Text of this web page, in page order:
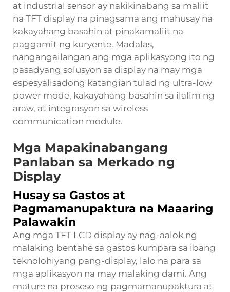
at industrial sensor ay nakikinabang sa maliit
na TFT display na pinagsama ang mahusay na
kakayahang basahin at pinakamaliit na
paggamit ng kuryente. Madalas,
nangangailangan ang mga aplikasyong ito ng
pasadyang solusyon sa display na may mga
espesyalisadong katangian tulad ng ultra-low
power mode, kakayahang basahin sa ilalim ng
araw, at integrasyon sa wireless
communication module.
Mga Mapakinabangang
Panlaban sa Merkado ng
Display
Husay sa Gastos at
Pagmamanupaktura na Maaaring
Palawakin
Ang mga TFT LCD display ay nag-aalok ng
malaking bentahe sa gastos kumpara sa ibang
teknolohiyang pang-display, lalo na para sa
mga aplikasyon na may malaking dami. Ang
mature na proseso ng pagmamanupaktura at